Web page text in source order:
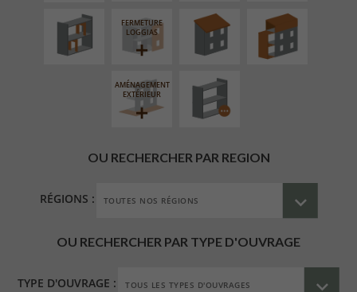
FERMETURE
LOGGIAS
AMÉNAGEMENT
EXTÉRIEUR
PROCÉDÉ
PARTICULIER
OU RECHERCHER PAR REGION
RÉGIONS :
OU RECHERCHER PAR TYPE D'OUVRAGE
TYPE D'OUVRAGE :